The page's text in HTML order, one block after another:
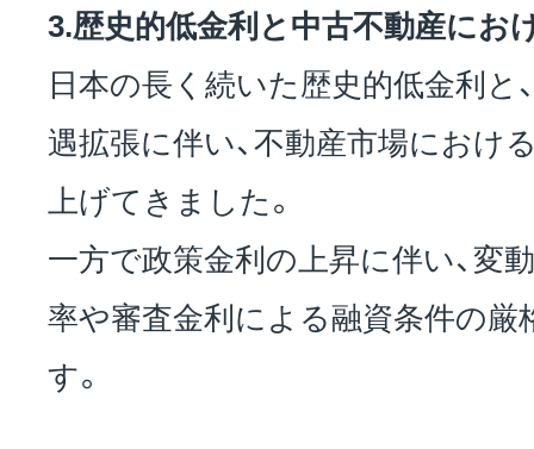
3.歴史的低金利と中古不動産にお
日本の長く続いた歴史的低金利と
遇拡張に伴い、不動産市場におけ
上げてきました。
一方で政策金利の上昇に伴い、変
率や審査金利による融資条件の
す。